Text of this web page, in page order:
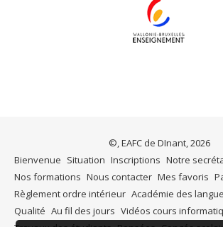
©, EAFC de DInant, 2026
Bienvenue Situation Inscriptions Notre
Nos formations Nous contacter Mes favoris
Règlement ordre intérieur Académie des
Qualité Au fil des jours Vidéos cours